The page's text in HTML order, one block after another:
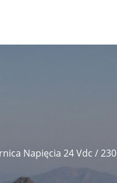
Napięcia 24 Vdc /